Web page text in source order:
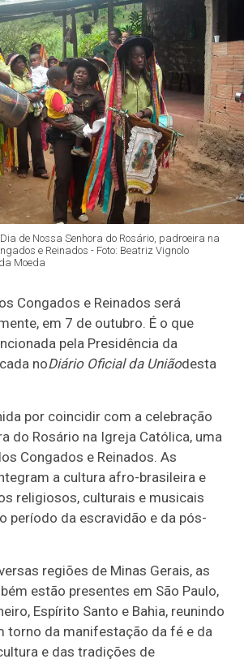
de Nossa Senhora do Rosário, padroeira na
e Reinados - Foto: Beatriz Vignolo
Moeda
Congados e Reinados será
em 7 de outubro. É o que
pela Presidência da
noDiário Oficial da Uniãodesta
por coincidir com a celebração
do Rosário na Igreja Católica, uma
Congados e Reinados. As
a cultura afro-brasileira e
religiosos, culturais e musicais
período da escravidão e da pós-
regiões de Minas Gerais, as
estão presentes em São Paulo,
Espírito Santo e Bahia, reunindo
torno da manifestação da fé e da
e das tradições de